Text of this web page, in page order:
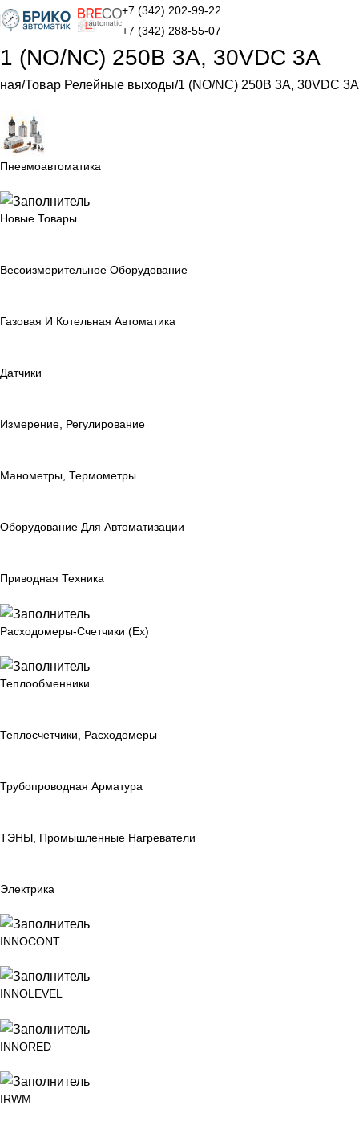
+7 (342) 202-99-22
+7 (342) 288-55-07
1 (NO/NC) 250В 3А, 30VDC 3А
Товар Релейные выходы 1 (NO/NC) 250В 3А, 30VDC 3А
Пневмоавтоматика
Новые Товары
Весоизмерительное Оборудование
Газовая И Котельная Автоматика
Датчики
Измерение, Регулирование
Манометры, Термометры
Оборудование Для Автоматизации
Приводная Техника
Расходомеры-Счетчики (Ex)
Теплообменники
Теплосчетчики, Расходомеры
Трубопроводная Арматура
ТЭНЫ, Промышленные Нагреватели
Электрика
INNOCONT
INNOLEVEL
INNORED
IRWM